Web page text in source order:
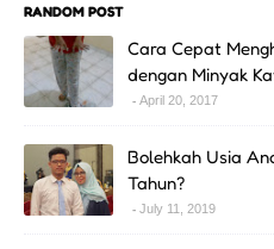
RANDOM POST
Cara Cepat
dengan Minyak
April 20, 2017
Bolehkah Usia
Tahun?
July 11, 2019